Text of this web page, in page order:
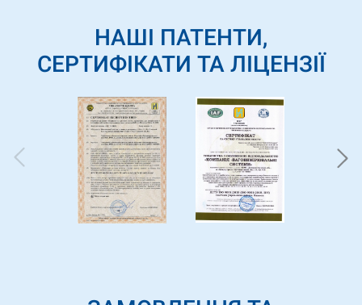
НАШІ ПАТЕНТИ,
СЕРТИФІКАТИ ТА ЛІЦЕНЗІЇ